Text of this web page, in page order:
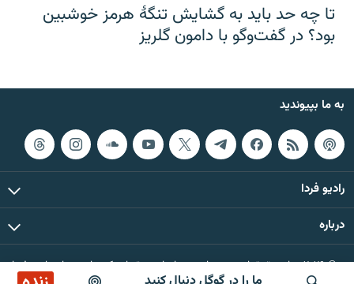
تا چه حد باید به گشایش تنگهٔ هرمز خوشبین
بود؟ در گفت‌وگو با دامون گلریز
به ما بپیوندید
رادیو فردا
درباره
© ۲۰۲۶ تمام حقوق این وب‌سایت، بر اساس مقررات کپی‌رایت، برای رادیو فردا